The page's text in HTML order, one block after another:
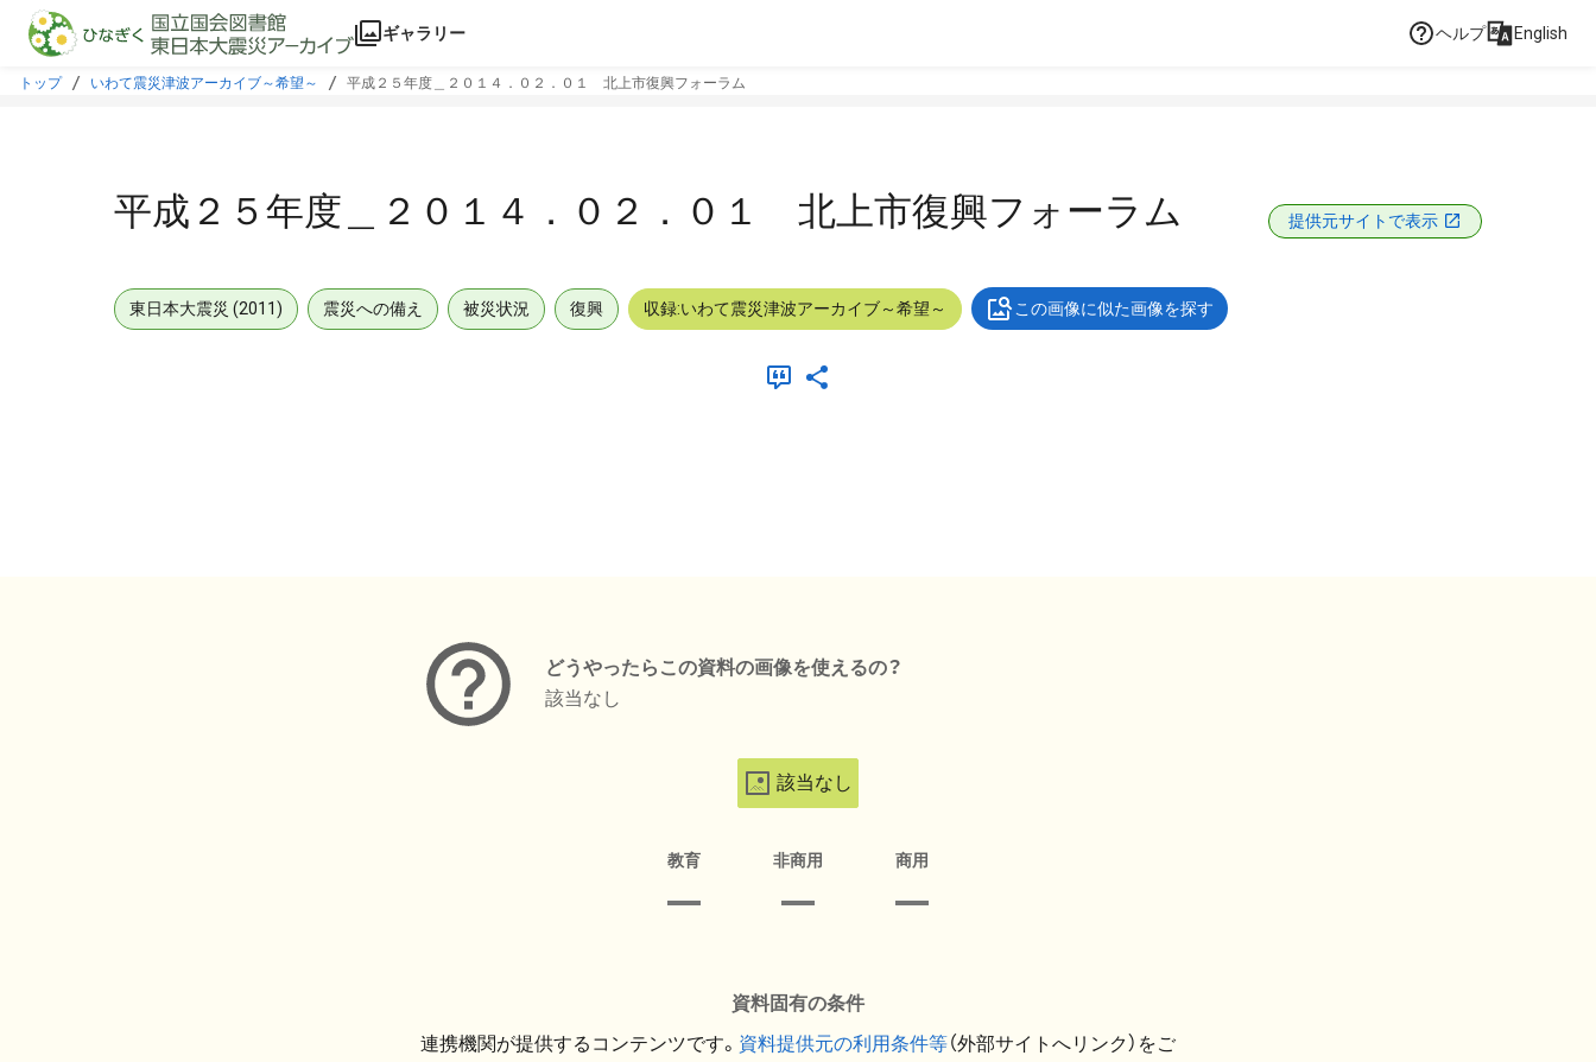
本文に飛ぶ
ギャラリー ヘルプ English
トップ いわて震災津波アーカイブ～希望～ 平成２５年度＿２０１４．０２．０１ 北上市復興フォーラム
平成２５年度＿２０１４．０２．０１ 北上市復興フォーラム 提供元サイトで表示
東日本大震災 (2011) 震災への備え 被災状況 復興 収録:いわて震災津波アーカイブ～希望～ この画像に似た画像を探す
どうやったらこの資料の画像を使えるの？
該当なし
該当なし
教育 非商用 商用
資料固有の条件
連携機関が提供するコンテンツです。 資料提供元の利用条件等（外部サイトへリンク）をご